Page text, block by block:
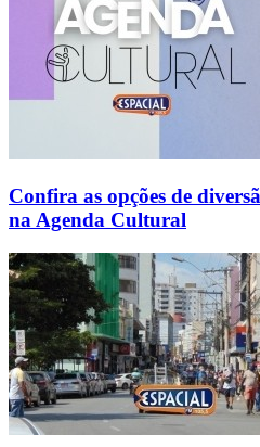
Confira as opções de
na Agenda Cultural